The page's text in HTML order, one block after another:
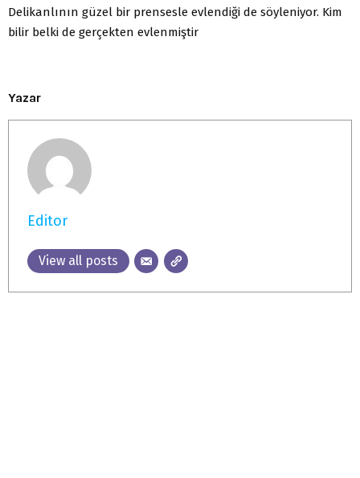
Delikanlının güzel bir prensesle evlendiği de söyleniyor. Kim
bilir belki de gerçekten evlenmiştir
Yazar
Editor
View all posts